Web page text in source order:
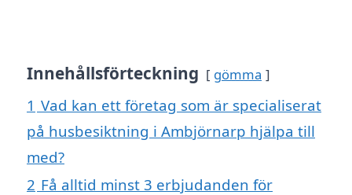
Innehållsförteckning gömma
1 Vad kan ett företag som är specialiserat
på husbesiktning i Ambjörnarp hjälpa till
med?
2 Få alltid minst 3 erbjudanden för